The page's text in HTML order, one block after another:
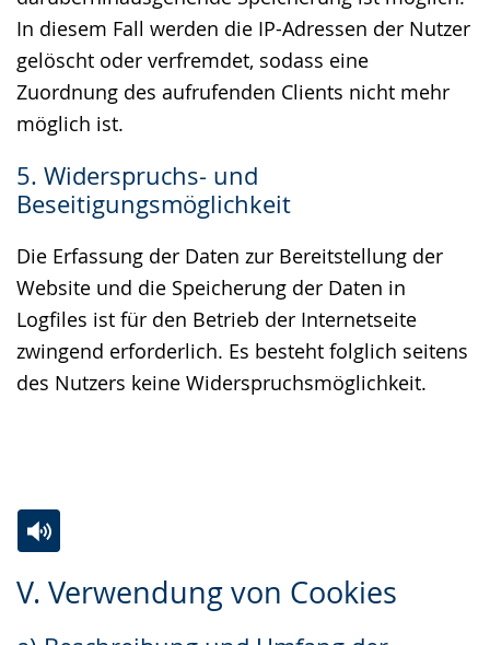
In diesem Fall werden die IP-Adressen der Nutzer
gelöscht oder verfremdet, sodass eine
Zuordnung des aufrufenden Clients nicht mehr
möglich ist.
5. Widerspruchs- und
Beseitigungsmöglichkeit
Die Erfassung der Daten zur Bereitstellung der
Website und die Speicherung der Daten in
Logfiles ist für den Betrieb der Internetseite
zwingend erforderlich. Es besteht folglich seitens
des Nutzers keine Widerspruchsmöglichkeit.
V. Verwendung von Cookies
Leichten
Audio-
Video